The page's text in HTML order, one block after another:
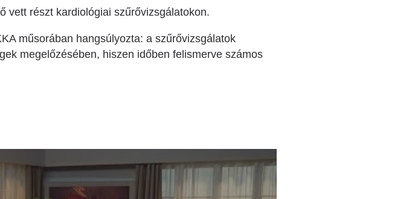
vett részt kardiológiai szűrővizsgálatokon.
műsorában hangsúlyozta: a szűrővizsgálatok
megelőzésében, hiszen időben felismerve számos